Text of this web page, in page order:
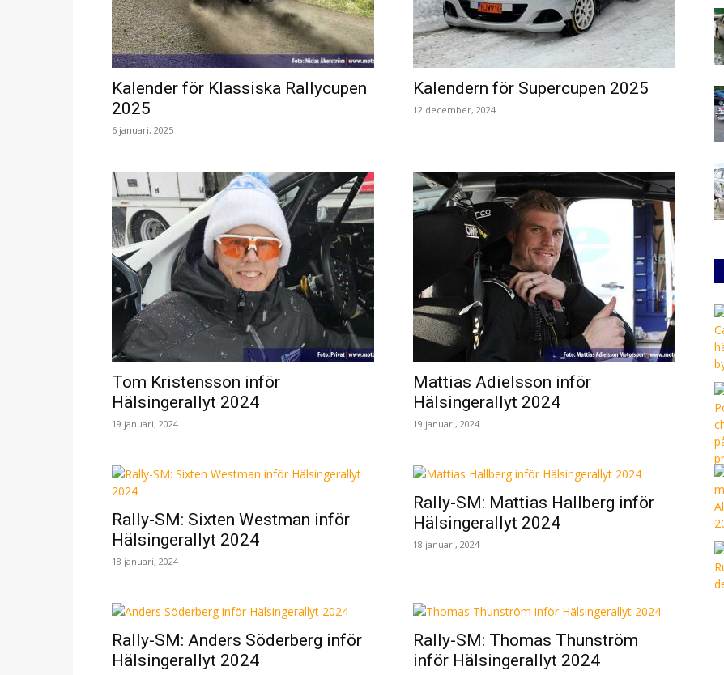
Kalender för Klassiska Rallycupen
2025
6 januari, 2025
Kalendern för Supercupen 2025
12 december, 2024
Tom Kristensson inför
Hälsingerallyt 2024
19 januari, 2024
Mattias Adielsson inför
Hälsingerallyt 2024
19 januari, 2024
Rally-SM: Sixten Westman inför
Hälsingerallyt 2024
18 januari, 2024
Rally-SM: Mattias Hallberg inför
Hälsingerallyt 2024
18 januari, 2024
Rally-SM: Anders Söderberg inför
Hälsingerallyt 2024
Rally-SM: Thomas Thunström
inför Hälsingerallyt 2024